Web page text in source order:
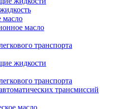
масло
масло
транспорта
жидкости
транспорта
трансмиссий
масло